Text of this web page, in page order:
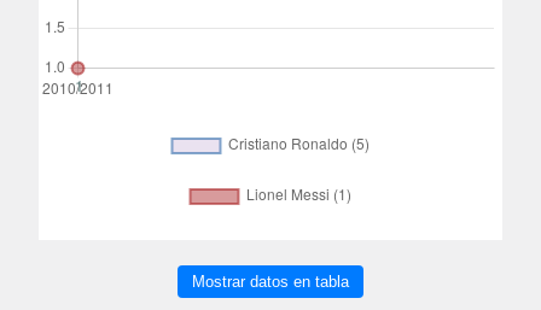
Mostrar datos en tabla